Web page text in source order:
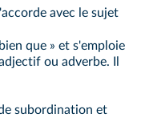
avec le sujet
que » et s'emploie
ou adverbe. Il
subordination et